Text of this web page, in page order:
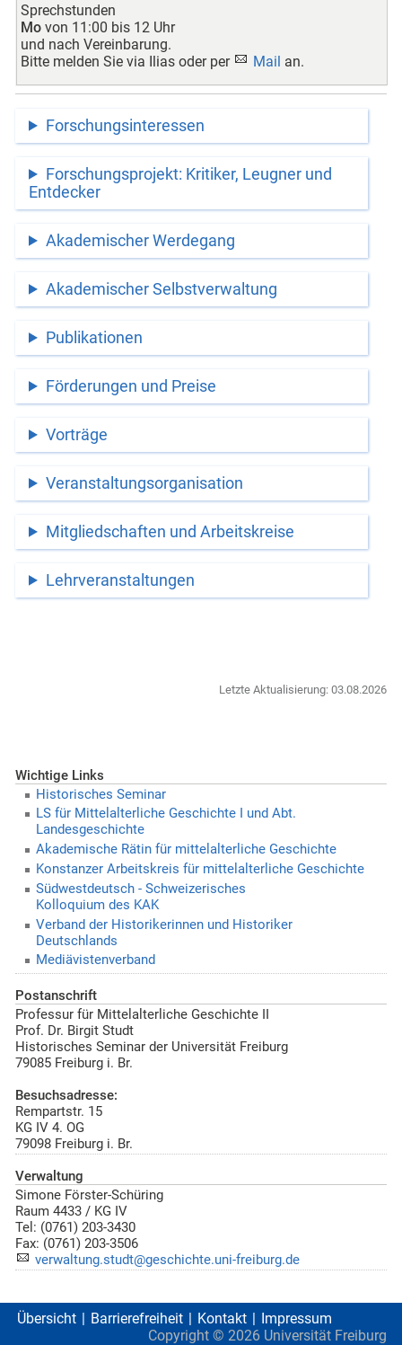
Sprechstunden
Mo von 11:00 bis 12 Uhr
und nach Vereinbarung.
Bitte melden Sie via Ilias oder per
Mail an.
Forschungsinteressen
Forschungsprojekt: Kritiker, Leugner und
Entdecker
Akademischer Werdegang
Akademischer Selbstverwaltung
Publikationen
Förderungen und Preise
Vorträge
Veranstaltungsorganisation
Mitgliedschaften und Arbeitskreise
Lehrveranstaltungen
Letzte Aktualisierung: 03.08.2026
Wichtige Links
Historisches Seminar
LS für Mittelalterliche Geschichte I und Abt.
Landesgeschichte
Akademische Rätin für mittelalterliche Geschichte
Konstanzer Arbeitskreis für mittelalterliche Geschichte
Südwestdeutsch - Schweizerisches
Kolloquium des KAK
Verband der Historikerinnen und Historiker
Deutschlands
Mediävistenverband
Postanschrift
Professur für Mittelalterliche Geschichte II
Prof. Dr. Birgit Studt
Historisches Seminar der Universität Freiburg
79085 Freiburg i. Br.
Besuchsadresse:
Rempartstr. 15
KG IV 4. OG
79098 Freiburg i. Br.
Verwaltung
Simone Förster-Schüring
Raum 4433 / KG IV
Tel: (0761) 203-3430
Fax: (0761) 203-3506
verwaltung.studt@geschichte.uni-freiburg.de
Übersicht Barrierefreiheit Kontakt
Impressum
Copyright © 2026 Universität Freiburg